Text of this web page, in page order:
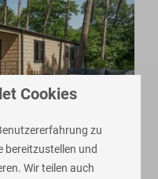
Cookies
zu
bereitzustellen und
Wir teilen auch